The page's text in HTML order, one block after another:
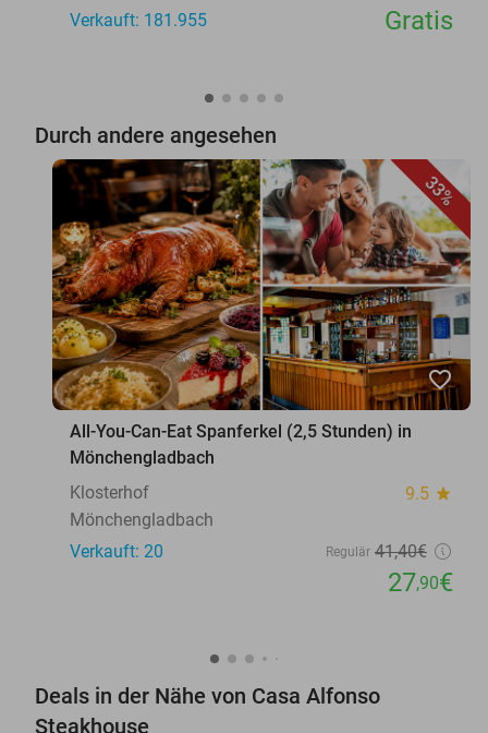
Verkauft: 181.955
Gratis
Durch andere angesehen
33%
favorite_border
All-You-Can-Eat Spanferkel (2,5 Stunden) in
Mönchengladbach
Klosterhof
9.5 star
Mönchengladbach
Verkauft: 20
Regulär 41,40€
27,90€
Deals in der Nähe von Casa Alfonso
Steakhouse